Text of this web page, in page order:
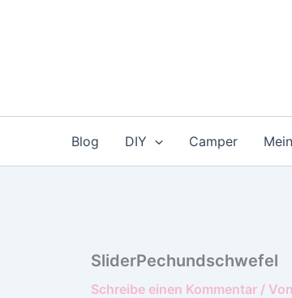
Blog DIY Camper
SliderPechundschwefel
Schreibe einen Kommentar / Von